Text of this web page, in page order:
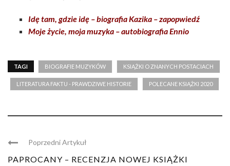
Idę tam, gdzie idę – biografia Kazika – zapopwiedź
Moje życie, moja muzyka – autobiografia Ennio
TAGI BIOGRAFIE MUZYKÓW KSIĄŻKI O ZNANYCH POSTACIACH
LITERATURA FAKTU - PRAWDZIWE HISTORIE POLECANE KSIĄŻKI 2020
Poprzedni Artykuł
PAPROCANY – RECENZJA NOWEJ KSIĄŻKI